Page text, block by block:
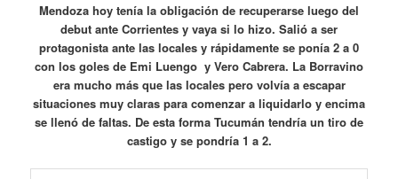
Mendoza hoy tenía la obligación de recuperarse luego del
debut ante Corrientes y vaya si lo hizo. Salió a ser
protagonista ante las locales y rápidamente se ponía 2 a 0
con los goles de Emi Luengo y Vero Cabrera. La Borravino
era mucho más que las locales pero volvía a escapar
situaciones muy claras para comenzar a liquidarlo y encima
se llenó de faltas. De esta forma Tucumán tendría un tiro de
castigo y se pondría 1 a 2.